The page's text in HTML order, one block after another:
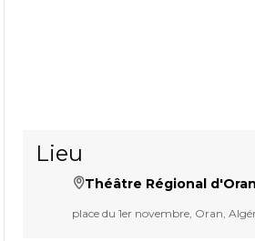
Lieu
Théâtre Régional
place du 1er novembre, Oran,